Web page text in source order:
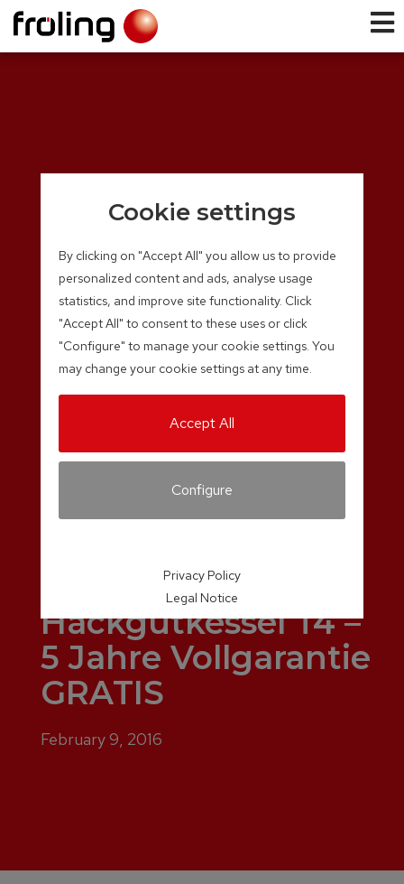
Hackgutkessel T4 –
5 Jahre Vollgarantie
GRATIS
February 9, 2016
Cookie settings
By clicking on "Accept All" you allow us to provide
personalized content and ads, analyse usage
statistics, and improve site functionality. Click
"Accept All" to consent to these uses or click
"Configure" to manage your cookie settings. You
may change your cookie settings at any time.
Accept All
Configure
Privacy Policy
Legal Notice